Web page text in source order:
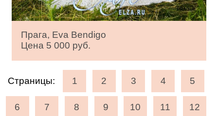
Прага, Eva Bendigo
Цена 5 000 руб.
Страницы: 1 2 3 4 5
6 7 8 9 10 11 12